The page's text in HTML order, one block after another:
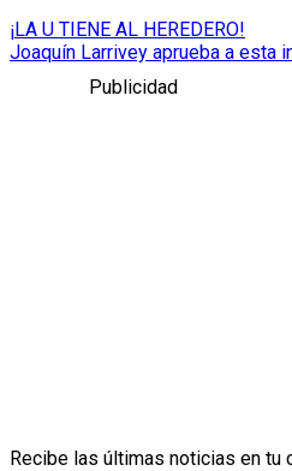
¡LA U TIENE AL HEREDERO!
Joaquín Larrivey aprueba a esta
Publicidad
Recibe las últimas noticias en tu